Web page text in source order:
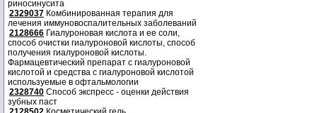
риносинусита
2329037 Комбинированная терапия для
лечения иммуновоспалительных заболеваний
2128666 Гиалуроновая кислота и ее соли,
способ очистки гиалуроновой кислоты, способ
получения гиалуроновой кислоты.
Фармацевтический препарат с гиалуроновой
кислотой и средства с гиалуроновой кислотой
используемые в офтальмологии
2328740 Способ экспресс - оценки действия
зубных паст